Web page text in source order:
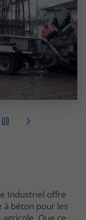
Industriel offre
à béton pour les